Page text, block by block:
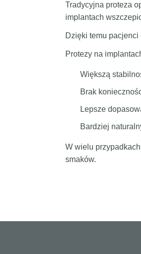
Tradycyjna proteza
implantach
Dzięki temu
Protezy na
Większą
Brak
Lepsze
Bardziej
W wielu
smaków.